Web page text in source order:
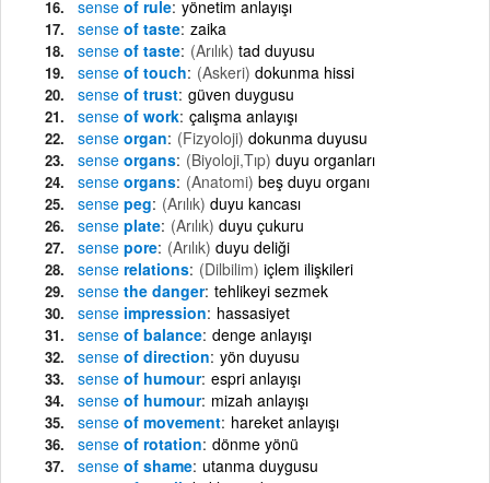
sense of rule yönetim anlayışı
sense of taste zaika
sense of taste (Arılık) tad duyusu
sense of touch (Askeri) dokunma hissi
sense of trust güven duygusu
sense of work çalışma anlayışı
sense organ (Fizyoloji) dokunma duyusu
sense organs (Biyoloji,Tıp) duyu organları
sense organs (Anatomi) beş duyu organı
sense peg (Arılık) duyu kancası
sense plate (Arılık) duyu çukuru
sense pore (Arılık) duyu deliği
sense relations (Dilbilim) içlem ilişkileri
sense the danger tehlikeyi sezmek
sense impression hassasiyet
sense of balance denge anlayışı
sense of direction yön duyusu
sense of humour espri anlayışı
sense of humour mizah anlayışı
sense of movement hareket anlayışı
sense of rotation dönme yönü
sense of shame utanma duygusu